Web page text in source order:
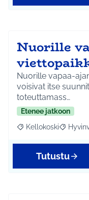
Nuorille
Nuorille vapaa-
voisivat itse
toteuttamass…
Etenee jatkoon
Rajaa tulokset
Kellokoski Rajaa
Tutustu